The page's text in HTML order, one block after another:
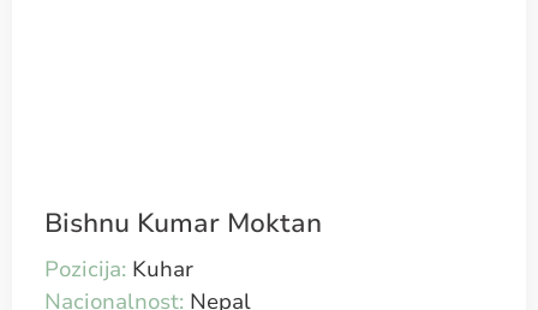
Bishnu Kumar Moktan
Pozicija: Kuhar
Nacionalnost: Nepal